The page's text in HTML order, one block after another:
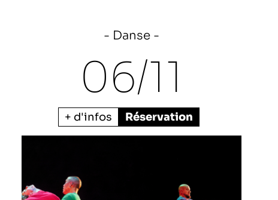
Danse
06/11
+ d'infos Réservation